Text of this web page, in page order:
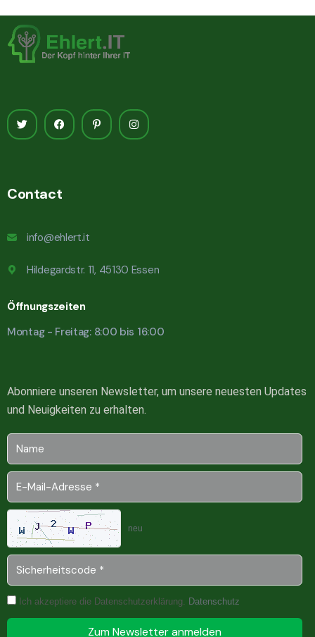
Contact
info@ehlert.it
Hildegardstr. 11, 45130 Essen
Öffnungszeiten
Montag - Freitag: 8:00 bis 16:00
Abonniere unseren Newsletter, um unsere neuesten Updates
und Neuigkeiten zu erhalten.
neu
Ich akzeptiere die Datenschutzerklärung. Datenschutz
Zum Newsletter anmelden